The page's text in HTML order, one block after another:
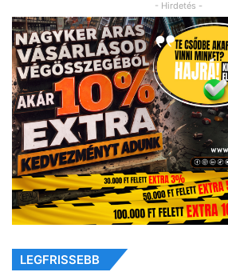
- Hirdetés -
LEGFRISSEBB